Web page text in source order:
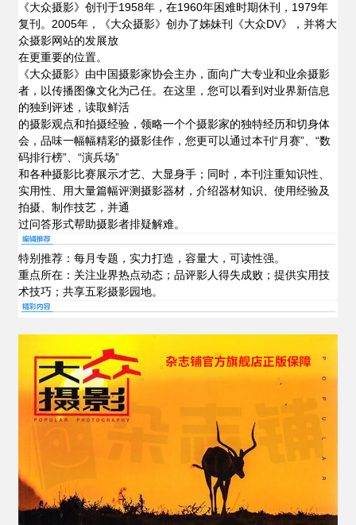
《大众摄影》创刊于1958年，在1960年困难时期休刊，1979年
复刊。2005年，《大众摄影》创办了姊妹刊《大众DV》，并将大
众摄影网站的发展放
在更重要的位置。
《大众摄影》由中国摄影家协会主办，面向广大专业和业余摄影
者，以传播图像文化为己任。在这里，您可以看到对业界新信息
的独到评述，读取鲜活
的摄影观点和拍摄经验，领略一个个摄影家的独特经历和切身体
会，品味一幅幅精彩的摄影佳作，您更可以通过本刊“月赛”、“数
码排行榜”、“演兵场”
和各种摄影比赛展示才艺、大显身手；同时，本刊注重知识性、
实用性、用大量篇幅评测摄影器材，介绍器材知识、使用经验及
拍摄、制作技艺，并通
过问答形式帮助摄影者排疑解难。
特别推荐：每月专题，实力打造，容量大，可读性强。
重点所在：关注业界热点动态；品评影人得失成败；提供实用技
术技巧；共享五彩摄影园地。